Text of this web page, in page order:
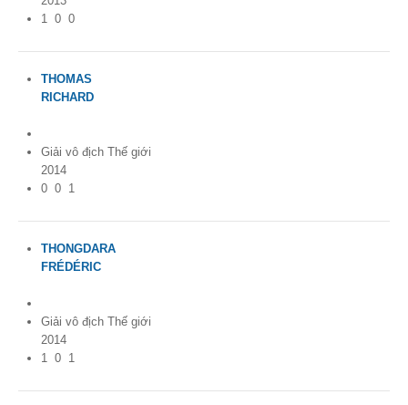
1 0 0
THOMAS
RICHARD
Giải vô địch Thế giới
2014
0 0 1
THONGDARA
FRÉDÉRIC
Giải vô địch Thế giới
2014
1 0 1